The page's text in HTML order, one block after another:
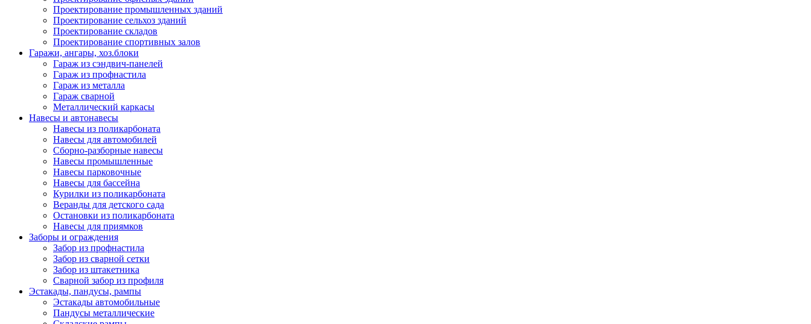
Проектирование промышленных зданий
Проектирование сельхоз зданий
Проектирование складов
Проектирование спортивных залов
Гаражи, ангары, хоз.блоки
Гараж из сэндвич-панелей
Гараж из профнастила
Гараж из металла
Гараж сварной
Металлический каркасы
Навесы и автонавесы
Навесы из поликарбоната
Навесы для автомобилей
Сборно-разборные навесы
Навесы промышленные
Навесы парковочные
Навесы для бассейна
Курилки из поликарбоната
Веранды для детского сада
Остановки из поликарбоната
Навесы для приямков
Заборы и ограждения
Забор из профнастила
Забор из сварной сетки
Забор из штакетника
Сварной забор из профиля
Эстакады, пандусы, рампы
Эстакады автомобильные
Пандусы металлические